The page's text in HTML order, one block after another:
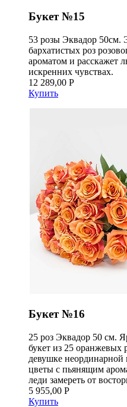
Букет №15
53 розы Эквадор 50см.
бархатистых роз
ароматом и расскажет
искренних чувствах.
12 289,00 Р
Купить
Букет №16
25 роз Эквадор 50 см.
букет из 25 оранжевых
девушке
цветы с пьянящим
леди замереть от
5 955,00 Р
Купить